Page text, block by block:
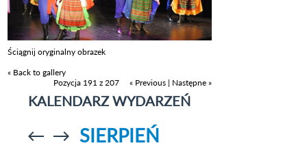
Ściągnij oryginalny obrazek
« Back to gallery
Pozycja 191 z 207
« Previous | Następne »
KALENDARZ WYDARZEŃ
Przejdź doPrzejdź do
SIERPIEŃ